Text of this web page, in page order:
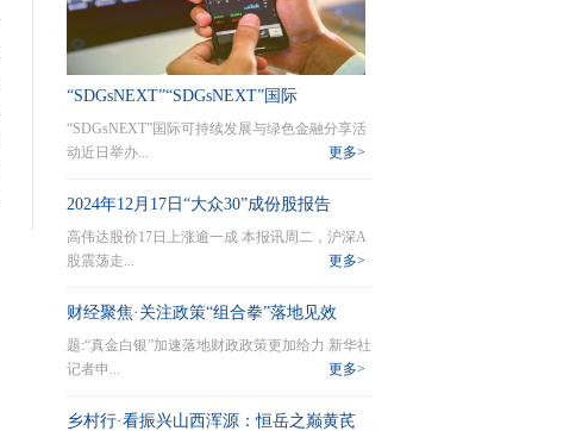
“SDGsNEXT”“SDGsNEXT”国际
“SDGsNEXT”国际可持续发展与绿色金融分享活
动近日举办...
更多>
2024年12月17日“大众30”成份股报告
高伟达股价17日上涨逾一成 本报讯周二，沪深A
股震荡走...
更多>
财经聚焦·关注政策“组合拳”落地见效
丨“真金
题:“真金白银”加速落地财政政策更加给力 新华社
记者申...
更多>
乡村行·看振兴山西浑源：恒岳之巅黄芪